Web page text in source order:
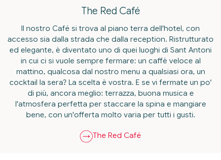
The Red Café
Il nostro Café si trova al piano terra dell'hotel, con
accesso sia dalla strada che dalla reception. Ristrutturato
ed elegante, è diventato uno di quei luoghi di Sant Antoni
in cui ci si vuole sempre fermare: un caffè veloce al
mattino, qualcosa dal nostro menu a qualsiasi ora, un
cocktail la sera? La scelta è vostra. E se vi fermate un po'
di più, ancora meglio: terrazza, buona musica e
l'atmosfera perfetta per staccare la spina e mangiare
bene, con un'offerta molto varia per tutti i gusti.
The Red Café